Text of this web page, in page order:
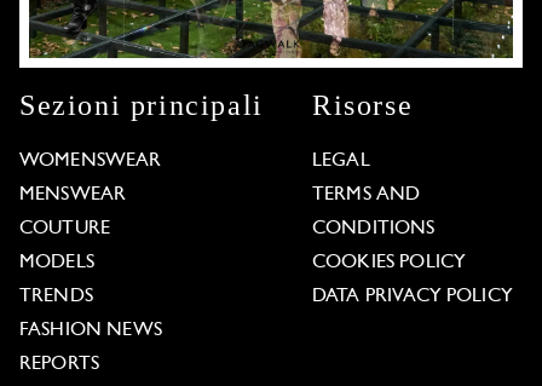
Sezioni principali
WOMENSWEAR
MENSWEAR
COUTURE
MODELS
TRENDS
FASHION NEWS
REPORTS
Risorse
LEGAL
TERMS AND
CONDITIONS
COOKIES POLICY
DATA PRIVACY POLICY